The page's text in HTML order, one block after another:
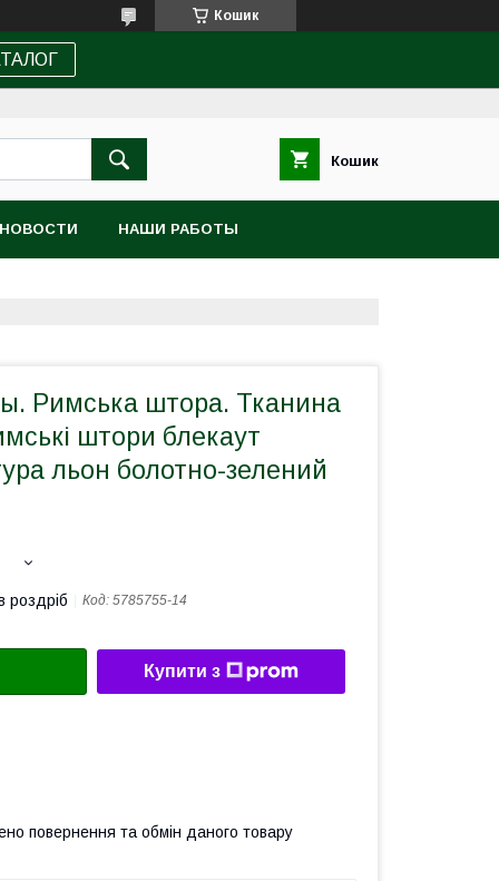
Кошик
Кошик
НОВОСТИ НАШИ РАБОТЫ
Римська штора. Тканина
штори блекаут
льон болотно-зелений
роздріб Код: 5785755-14
Купити з
повернення та обмін даного товару